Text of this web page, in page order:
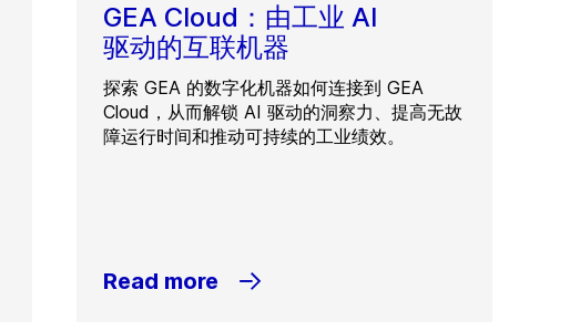
GEA Cloud：由工业 AI
驱动的互联机器
探索 GEA 的数字化机器如何连接到 GEA
Cloud，从而解锁 AI 驱动的洞察力、提高无故
障运行时间和推动可持续的工业绩效。
Read more